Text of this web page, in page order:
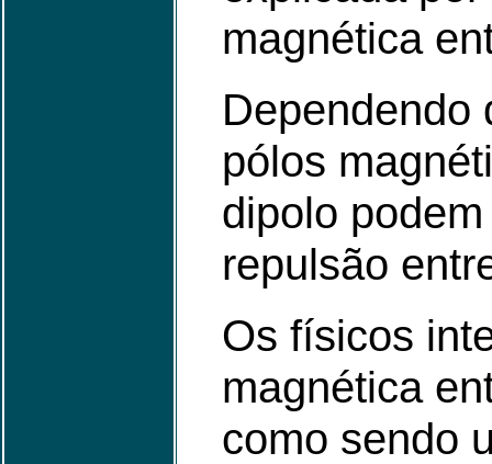
magnética
Dependendo
pólos
dipolo
repulsão
Os físicos
magnética
como sendo